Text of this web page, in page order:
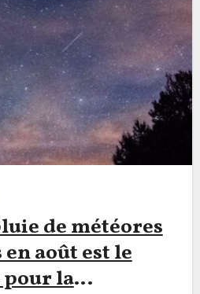
de météores
août est le
la